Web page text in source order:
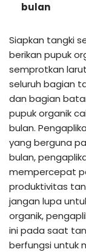
bulan
Siapkan tangki
berikan pupuk
semprotkan
seluruh bagian
dan bagian
pupuk organik
bulan.
yang berguna
bulan,
mempercepat
produktivitas
jangan lupa
organik,
ini pada saat
berfungsi untuk